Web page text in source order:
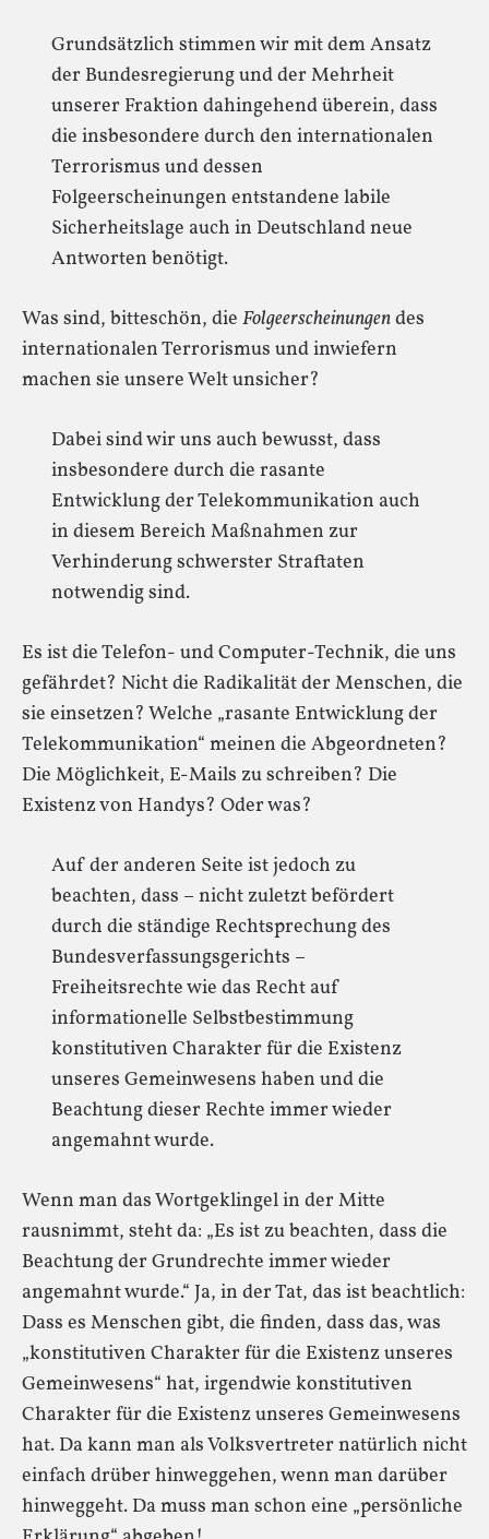
Grundsätzlich stimmen wir mit dem Ansatz
der Bundesregierung und der Mehrheit
unserer Fraktion dahingehend überein, dass
die insbesondere durch den internationalen
Terrorismus und dessen
Folgeerscheinungen entstandene labile
Sicherheitslage auch in Deutschland neue
Antworten benötigt.
Was sind, bitteschön, die Folgeerscheinungendes
internationalen Terrorismus und inwiefern
machen sie unsere Welt unsicher?
Dabei sind wir uns auch bewusst, dass
insbesondere durch die rasante
Entwicklung der Telekommunikation auch
in diesem Bereich Maßnahmen zur
Verhinderung schwerster Straftaten
notwendig sind.
Es ist die Telefon- und Computer-Technik, die uns
gefährdet? Nicht die Radikalität der Menschen, die
sie einsetzen? Welche „rasante Entwicklung der
Telekommunikation“ meinen die Abgeordneten?
Die Möglichkeit, E-Mails zu schreiben? Die
Existenz von Handys? Oder was?
Auf der anderen Seite ist jedoch zu
beachten, dass – nicht zuletzt befördert
durch die ständige Rechtsprechung des
Bundesverfassungsgerichts –
Freiheitsrechte wie das Recht auf
informationelle Selbstbestimmung
konstitutiven Charakter für die Existenz
unseres Gemeinwesens haben und die
Beachtung dieser Rechte immer wieder
angemahnt wurde.
Wenn man das Wortgeklingel in der Mitte
rausnimmt, steht da: „Es ist zu beachten, dass die
Beachtung der Grundrechte immer wieder
angemahnt wurde.“ Ja, in der Tat, das ist beachtlich:
Dass es Menschen gibt, die finden, dass das, was
„konstitutiven Charakter für die Existenz unseres
Gemeinwesens“ hat, irgendwie konstitutiven
Charakter für die Existenz unseres Gemeinwesens
hat. Da kann man als Volksvertreter natürlich nicht
einfach drüber hinweggehen, wenn man darüber
hinweggeht. Da muss man schon eine „persönliche